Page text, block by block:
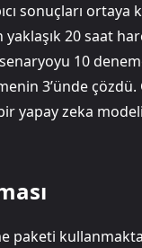
sonuçları ortaya
20 saat
10
3’ünde çözdü.
yapay zeka
paketi